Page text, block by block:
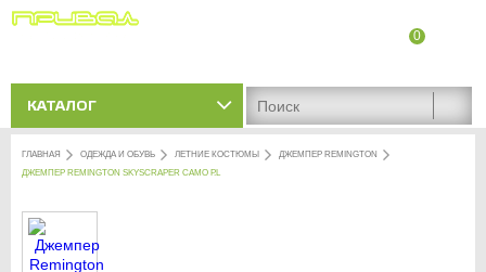
0
КАТАЛОГ
ГЛАВНАЯ ОДЕЖДА И ОБУВЬ ЛЕТНИЕ КОСТЮМЫ
ДЖЕМПЕР REMINGTON
ДЖЕМПЕР REMINGTON SKYSCRAPER CAMO Р.L